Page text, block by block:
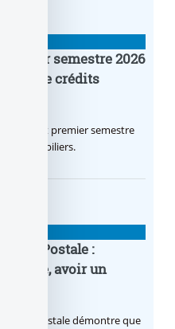
semestre 2026
de crédits
excellent premier semestre
immobiliers.
Postale :
avoir un
Postale démontre que